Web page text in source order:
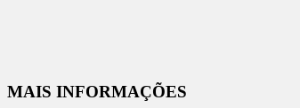
MAIS INFORMAÇÕES